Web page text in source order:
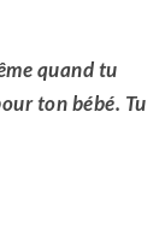
quand tu
ton bébé. Tu